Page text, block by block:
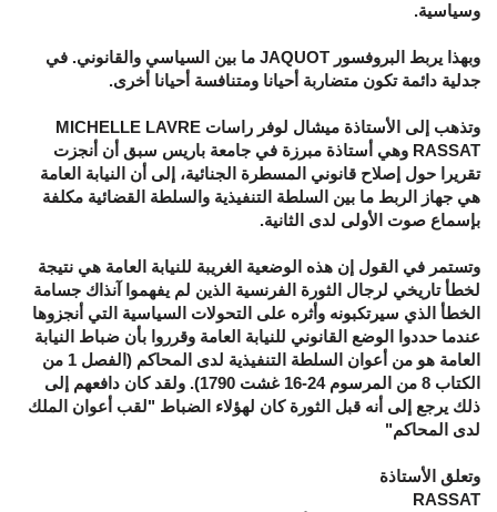
وسياسية.
وبهذا يربط البروفسور JAQUOT ما بين السياسي والقانوني. في
جدلية دائمة تكون متضاربة أحيانا ومتنافسة أحيانا أخرى.
وتذهب إلى الأستاذة ميشال لوفر راسات MICHELLE LAVRE
RASSAT وهي أستاذة مبرزة في جامعة باريس سبق أن أنجزت
تقريرا حول إصلاح قانوني المسطرة الجنائية، إلى أن النيابة العامة
هي جهاز الربط ما بين السلطة التنفيذية والسلطة القضائية مكلفة
بإسماع صوت الأولى لدى الثانية.
وتستمر في القول إن هذه الوضعية الغريبة للنيابة العامة هي نتيجة
لخطأ تاريخي لرجال الثورة الفرنسية الذين لم يفهموا آنذاك جسامة
الخطأ الذي سيرتكبونه وأثره على التحولات السياسية التي أنجزوها
عندما حددوا الوضع القانوني للنيابة العامة وقرروا بأن ضباط النيابة
العامة هو من أعوان السلطة التنفيذية لدى المحاكم (الفصل 1 من
الكتاب 8 من المرسوم 24-16 غشت 1790). ولقد كان دافعهم إلى
ذلك يرجع إلى أنه قبل الثورة كان لهؤلاء الضباط "لقب أعوان الملك
لدى المحاكم"
وتعلق الأستاذة
RASSAT